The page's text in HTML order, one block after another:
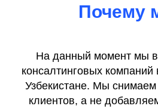
Почему
На данный момент мы
консалтинговых
Узбекистане. Мы
клиентов, а не